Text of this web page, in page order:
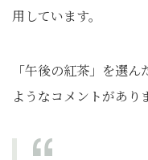
用しています。
「午後の紅茶」を選
ようなコメントがあり